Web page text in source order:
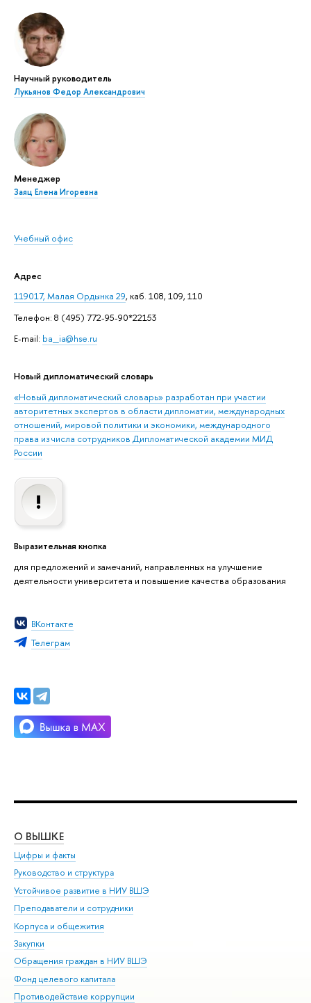
Научный руководитель
Лукьянов Федор Александрович
Менеджер
Заяц Елена Игоревна
Учебный офис
Адрес
119017, Малая Ордынка 29, каб. 108, 109, 110
Телефон: 8 (495) 772-95-90*22153
E-mail: ba_ia@hse.ru
Новый дипломатический словарь
«Новый дипломатический словарь» разработан при участии
авторитетных экспертов в области дипломатии, международных
отношений, мировой политики и экономики, международного
права из числа сотрудников Дипломатической академии МИД
России
Выразительная кнопка
для предложений и замечаний, направленных на улучшение
деятельности университета и повышение качества образования
ВКонтакте
Телеграм
О ВЫШКЕ
Цифры и факты
Руководство и структура
Устойчивое развитие в НИУ ВШЭ
Преподаватели и сотрудники
Корпуса и общежития
Закупки
Обращения граждан в НИУ ВШЭ
Фонд целевого капитала
Противодействие коррупции